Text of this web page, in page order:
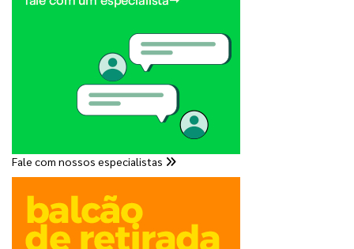
Fale com nossos especialistas